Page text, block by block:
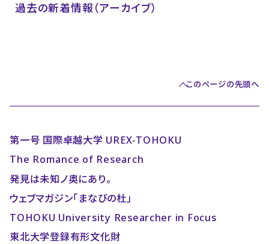
過去の新着情報（アーカイブ）
このページの先頭へ
第一号 国際卓越大学 UREX-TOHOKU
The Romance of Research
発見は未知ノ奥にあり。
ウェブマガジン「まなびの杜」
TOHOKU University Researcher in Focus
東北大学登録有形文化財